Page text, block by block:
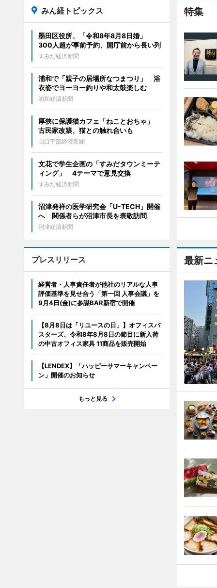
特集
最新ニ
みん経トピックス
墨田区役所、「令和8年8月8日婚」
300人超が事前予約、開庁前から長い列
すみだ経済新聞
浦和で「親子の居場所なつまつり」 浴
衣姿でヨーヨー釣りや和太鼓楽しむ
浦和経済新聞
厚狭に保護猫カフェ「ねことおちゃ」
古民家改築、猫との触れ合いも
山口宇部経済新聞
文花で学生企画の「すみだタウンミーテ
ィング」 4テーマで意見交換
すみだ経済新聞
沼津発祥の医学研究会「U-TECH」開催
へ 関係者らが沼津市長を表敬訪問
沼津経済新聞
プレスリリース
経営者・人事責任者が他社のリアルな人事
評価基準を見せ合う「第一回 人事会議」を
9月4日(金)に参謀BAR新宿で開催
【8月8日は「リユースの日」】オフィスバ
スターズ、令和8年8月8日の節目に新入荷
の中古オフィス家具 11商品を販売開始
【LENDEX】「ハッピーサマーキャンペー
ン」開催のお知らせ
もっと見る